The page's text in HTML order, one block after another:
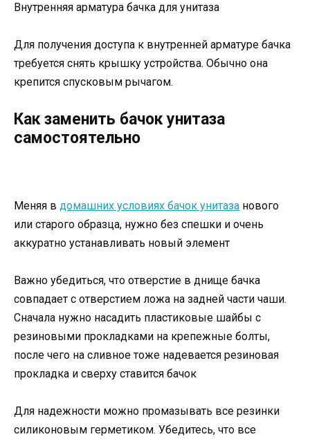
Внутренняя арматура бачка для унитаза
Для получения доступа к внутренней арматуре бачка
требуется снять крышку устройства. Обычно она
крепится спусковым рычагом.
Как заменить бачок унитаза
самостоятельно
Меняя в домашних условиях бачок унитаза нового
или старого образца, нужно без спешки и очень
аккуратно устанавливать новый элемент
Важно убедиться, что отверстие в днище бачка
совпадает с отверстием ложа на задней части чаши.
Сначала нужно насадить пластиковые шайбы с
резиновыми прокладками на крепежные болты,
после чего на сливное тоже надевается резиновая
прокладка и сверху ставится бачок
Для надежности можно промазывать все резинки
силиконовым герметиком. Убедитесь, что все